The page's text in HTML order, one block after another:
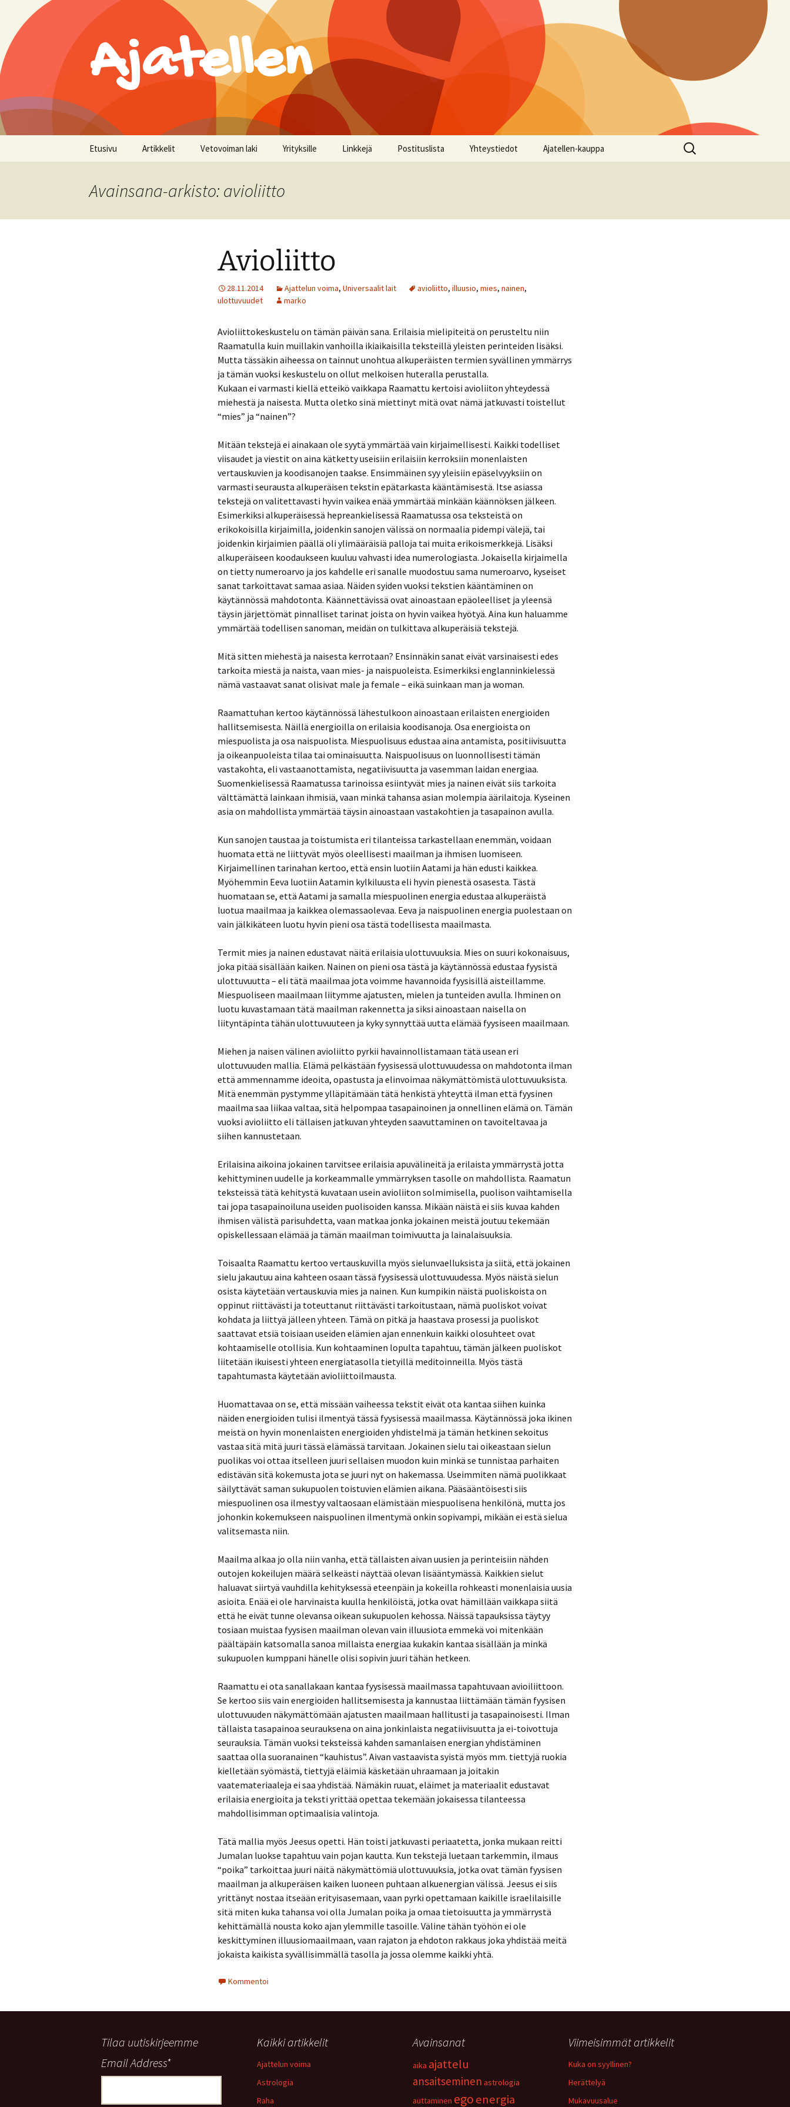
Ajatellen
Etusivu Artikkelit Vetovoiman laki Yrityksille Linkkejä Postituslista Yhteystiedot Ajatellen-kauppa
Haku:
Avainsana-arkisto: avioliitto
Avioliitto
28.11.2014 Ajattelun voima, Universaalit lait avioliitto, illuusio, mies, nainen,
ulottuvuudet
marko
Avioliittokeskustelu on tämän päivän sana. Erilaisia mielipiteitä on perusteltu niin
Raamatulla kuin muillakin vanhoilla ikiaikaisilla teksteillä yleisten perinteiden lisäksi.
Mutta tässäkin aiheessa on tainnut unohtua alkuperäisten termien syvällinen ymmärrys
ja tämän vuoksi keskustelu on ollut melkoisen huteralla perustalla.
Kukaan ei varmasti kiellä etteikö vaikkapa Raamattu kertoisi avioliiton yhteydessä
miehestä ja naisesta. Mutta oletko sinä miettinyt mitä ovat nämä jatkuvasti toistellut
“mies” ja “nainen”?
Mitään tekstejä ei ainakaan ole syytä ymmärtää vain kirjaimellisesti. Kaikki todelliset
viisaudet ja viestit on aina kätketty useisiin erilaisiin kerroksiin monenlaisten
vertauskuvien ja koodisanojen taakse. Ensimmäinen syy yleisiin epäselvyyksiin on
varmasti seurausta alkuperäisen tekstin epätarkasta kääntämisestä. Itse asiassa
tekstejä on valitettavasti hyvin vaikea enää ymmärtää minkään käännöksen jälkeen.
Esimerkiksi alkuperäisessä hepreankielisessä Raamatussa osa teksteistä on
erikokoisilla kirjaimilla, joidenkin sanojen välissä on normaalia pidempi välejä, tai
joidenkin kirjaimien päällä oli ylimääräisiä palloja tai muita erikoismerkkejä. Lisäksi
alkuperäiseen koodaukseen kuuluu vahvasti idea numerologiasta. Jokaisella kirjaimella
on tietty numeroarvo ja jos kahdelle eri sanalle muodostuu sama numeroarvo, kyseiset
sanat tarkoittavat samaa asiaa. Näiden syiden vuoksi tekstien kääntäminen on
käytännössä mahdotonta. Käännettävissä ovat ainoastaan epäoleelliset ja yleensä
täysin järjettömät pinnalliset tarinat joista on hyvin vaikea hyötyä. Aina kun haluamme
ymmärtää todellisen sanoman, meidän on tulkittava alkuperäisiä tekstejä.
Mitä sitten miehestä ja naisesta kerrotaan? Ensinnäkin sanat eivät varsinaisesti edes
tarkoita miestä ja naista, vaan mies- ja naispuoleista. Esimerkiksi englanninkielessä
nämä vastaavat sanat olisivat male ja female – eikä suinkaan man ja woman.
Raamattuhan kertoo käytännössä lähestulkoon ainoastaan erilaisten energioiden
hallitsemisesta. Näillä energioilla on erilaisia koodisanoja. Osa energioista on
miespuolista ja osa naispuolista. Miespuolisuus edustaa aina antamista, positiivisuutta
ja oikeanpuoleista tilaa tai ominaisuutta. Naispuolisuus on luonnollisesti tämän
vastakohta, eli vastaanottamista, negatiivisuutta ja vasemman laidan energiaa.
Suomenkielisessä Raamatussa tarinoissa esiintyvät mies ja nainen eivät siis tarkoita
välttämättä lainkaan ihmisiä, vaan minkä tahansa asian molempia äärilaitoja. Kyseinen
asia on mahdollista ymmärtää täysin ainoastaan vastakohtien ja tasapainon avulla.
Kun sanojen taustaa ja toistumista eri tilanteissa tarkastellaan enemmän, voidaan
huomata että ne liittyvät myös oleellisesti maailman ja ihmisen luomiseen.
Kirjaimellinen tarinahan kertoo, että ensin luotiin Aatami ja hän edusti kaikkea.
Myöhemmin Eeva luotiin Aatamin kylkiluusta eli hyvin pienestä osasesta. Tästä
huomataan se, että Aatami ja samalla miespuolinen energia edustaa alkuperäistä
luotua maailmaa ja kaikkea olemassaolevaa. Eeva ja naispuolinen energia puolestaan on
vain jälkikäteen luotu hyvin pieni osa tästä todellisesta maailmasta.
Termit mies ja nainen edustavat näitä erilaisia ulottuvuuksia. Mies on suuri kokonaisuus,
joka pitää sisällään kaiken. Nainen on pieni osa tästä ja käytännössä edustaa fyysistä
ulottuvuutta – eli tätä maailmaa jota voimme havannoida fyysisillä aisteillamme.
Miespuoliseen maailmaan liitymme ajatusten, mielen ja tunteiden avulla. Ihminen on
luotu kuvastamaan tätä maailman rakennetta ja siksi ainoastaan naisella on
liityntäpinta tähän ulottuvuuteen ja kyky synnyttää uutta elämää fyysiseen maailmaan.
Miehen ja naisen välinen avioliitto pyrkii havainnollistamaan tätä usean eri
ulottuvuuden mallia. Elämä pelkästään fyysisessä ulottuvuudessa on mahdotonta ilman
että ammennamme ideoita, opastusta ja elinvoimaa näkymättömistä ulottuvuuksista.
Mitä enemmän pystymme ylläpitämään tätä henkistä yhteyttä ilman että fyysinen
maailma saa liikaa valtaa, sitä helpompaa tasapainoinen ja onnellinen elämä on. Tämän
vuoksi avioliitto eli tällaisen jatkuvan yhteyden saavuttaminen on tavoiteltavaa ja
siihen kannustetaan.
Erilaisina aikoina jokainen tarvitsee erilaisia apuvälineitä ja erilaista ymmärrystä jotta
kehittyminen uudelle ja korkeammalle ymmärryksen tasolle on mahdollista. Raamatun
teksteissä tätä kehitystä kuvataan usein avioliiton solmimisella, puolison vaihtamisella
tai jopa tasapainoiluna useiden puolisoiden kanssa. Mikään näistä ei siis kuvaa kahden
ihmisen välistä parisuhdetta, vaan matkaa jonka jokainen meistä joutuu tekemään
opiskellessaan elämää ja tämän maailman toimivuutta ja lainalaisuuksia.
Toisaalta Raamattu kertoo vertauskuvilla myös sielunvaelluksista ja siitä, että jokainen
sielu jakautuu aina kahteen osaan tässä fyysisessä ulottuvuudessa. Myös näistä sielun
osista käytetään vertauskuvia mies ja nainen. Kun kumpikin näistä puoliskoista on
oppinut riittävästi ja toteuttanut riittävästi tarkoitustaan, nämä puoliskot voivat
kohdata ja liittyä jälleen yhteen. Tämä on pitkä ja haastava prosessi ja puoliskot
saattavat etsiä toisiaan useiden elämien ajan ennenkuin kaikki olosuhteet ovat
kohtaamiselle otollisia. Kun kohtaaminen lopulta tapahtuu, tämän jälkeen puoliskot
liitetään ikuisesti yhteen energiatasolla tietyillä meditoinneilla. Myös tästä
tapahtumasta käytetään avioliittoilmausta.
Huomattavaa on se, että missään vaiheessa tekstit eivät ota kantaa siihen kuinka
näiden energioiden tulisi ilmentyä tässä fyysisessä maailmassa. Käytännössä joka ikinen
meistä on hyvin monenlaisten energioiden yhdistelmä ja tämän hetkinen sekoitus
vastaa sitä mitä juuri tässä elämässä tarvitaan. Jokainen sielu tai oikeastaan sielun
puolikas voi ottaa itselleen juuri sellaisen muodon kuin minkä se tunnistaa parhaiten
edistävän sitä kokemusta jota se juuri nyt on hakemassa. Useimmiten nämä puolikkaat
säilyttävät saman sukupuolen toistuvien elämien aikana. Pääsääntöisesti siis
miespuolinen osa ilmestyy valtaosaan elämistään miespuolisena henkilönä, mutta jos
johonkin kokemukseen naispuolinen ilmentymä onkin sopivampi, mikään ei estä sielua
valitsemasta niin.
Maailma alkaa jo olla niin vanha, että tällaisten aivan uusien ja perinteisiin nähden
outojen kokeilujen määrä selkeästi näyttää olevan lisääntymässä. Kaikkien sielut
haluavat siirtyä vauhdilla kehityksessä eteenpäin ja kokeilla rohkeasti monenlaisia uusia
asioita. Enää ei ole harvinaista kuulla henkilöistä, jotka ovat hämillään vaikkapa siitä
että he eivät tunne olevansa oikean sukupuolen kehossa. Näissä tapauksissa täytyy
tosiaan muistaa fyysisen maailman olevan vain illuusiota emmekä voi mitenkään
päältäpäin katsomalla sanoa millaista energiaa kukakin kantaa sisällään ja minkä
sukupuolen kumppani hänelle olisi sopivin juuri tähän hetkeen.
Raamattu ei ota sanallakaan kantaa fyysisessä maailmassa tapahtuvaan avioiliittoon.
Se kertoo siis vain energioiden hallitsemisesta ja kannustaa liittämään tämän fyysisen
ulottuvuuden näkymättömään ajatusten maailmaan hallitusti ja tasapainoisesti. Ilman
tällaista tasapainoa seurauksena on aina jonkinlaista negatiivisuutta ja ei-toivottuja
seurauksia. Tämän vuoksi teksteissä kahden samanlaisen energian yhdistäminen
saattaa olla suoranainen “kauhistus”. Aivan vastaavista syistä myös mm. tiettyjä ruokia
kielletään syömästä, tiettyjä eläimiä käsketään uhraamaan ja joitakin
vaatemateriaaleja ei saa yhdistää. Nämäkin ruuat, eläimet ja materiaalit edustavat
erilaisia energioita ja teksti yrittää opettaa tekemään jokaisessa tilanteessa
mahdollisimman optimaalisia valintoja.
Tätä mallia myös Jeesus opetti. Hän toisti jatkuvasti periaatetta, jonka mukaan reitti
Jumalan luokse tapahtuu vain pojan kautta. Kun tekstejä luetaan tarkemmin, ilmaus
“poika” tarkoittaa juuri näitä näkymättömiä ulottuvuuksia, jotka ovat tämän fyysisen
maailman ja alkuperäisen kaiken luoneen puhtaan alkuenergian välissä. Jeesus ei siis
yrittänyt nostaa itseään erityisasemaan, vaan pyrki opettamaan kaikille israelilaisille
sitä miten kuka tahansa voi olla Jumalan poika ja omaa tietoisuutta ja ymmärrystä
kehittämällä nousta koko ajan ylemmille tasoille. Väline tähän työhön ei ole
keskittyminen illuusiomaailmaan, vaan rajaton ja ehdoton rakkaus joka yhdistää meitä
jokaista kaikista syvällisimmällä tasolla ja jossa olemme kaikki yhtä.
Kommentoi
Tilaa uutiskirjeemme
Email Address*
Kaikki artikkelit
Ajattelun voima
Astrologia
Raha
Avainsanat
aika ajattelu
ansaitseminen astrologia
auttaminen egoenergia
Viimeisimmät artikkelit
Kuka on syyllinen?
Herättelyä
Mukavuusalue